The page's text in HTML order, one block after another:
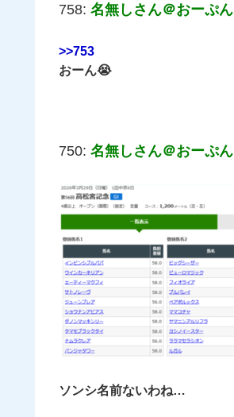
758: 名無しさん＠おーぷん
>>753
おーん😭
750: 名無しさん＠おーぷん
ソンシ名前ないわね…